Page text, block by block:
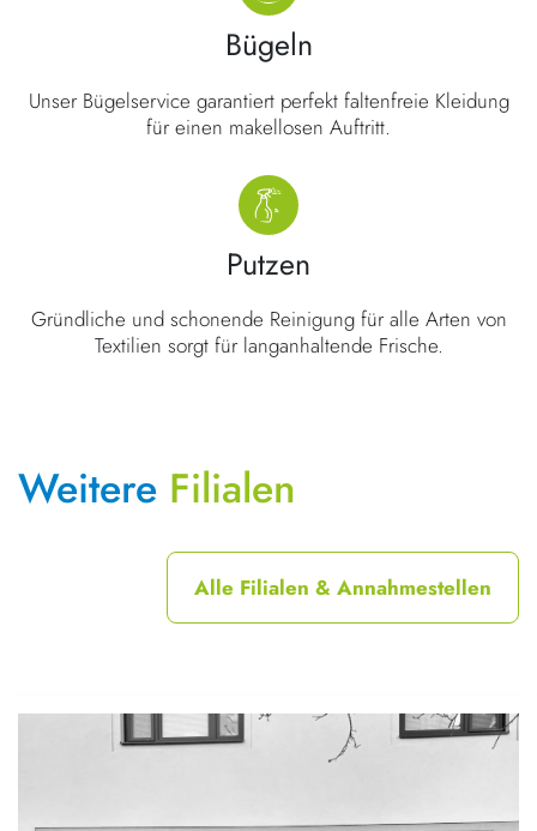
Bügeln
Unser Bügelservice garantiert perfekt faltenfreie Kleidung
für einen makellosen Auftritt.
Putzen
Gründliche und schonende Reinigung für alle Arten von
Textilien sorgt für langanhaltende Frische.
Weitere Filialen
Alle Filialen & Annahmestellen